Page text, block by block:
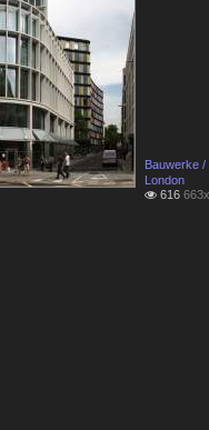
Bauwerke /
London
 616